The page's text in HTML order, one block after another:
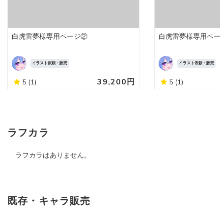
白虎雷夢様専用ページ②
イラスト依頼・販売
5 (1) 39,200円
白虎雷夢様専用ペ
イラスト依頼・販売
5 (1)
ラフカラ
ラフカラはありません。
既存・キャラ販売